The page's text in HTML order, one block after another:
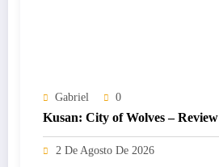
Gabriel 0
Kusan: City of Wolves – Review
2 De Agosto De 2026